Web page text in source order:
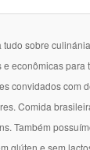
tudo sobre
econômicas para
convidados com
Comida
Também
glúten e sem